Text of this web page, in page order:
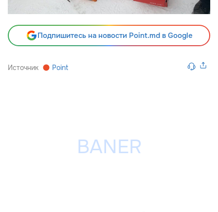
Подпишитесь на новости Point.md в Google
Источник Point